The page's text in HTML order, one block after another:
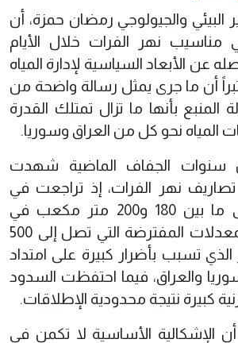
البيئي والجيولوجي رمضان حمزة، أن
في مناسيب نهر الفرات خلال الأيام
عن الأبعاد السياسية لإدارة المياه
أن ما جرى يمثل رسالة واضحة من
المنبع بأنها ما تزال تمتلك القدرة
المياه نحو كل من العراق وسوريا.
سنوات الجفاف الماضية شهدت
تصاريف نهر الفرات، إذ تراجعت في
بعض الفترات إلى ما بين 180 و200 متر مكعب في
الثانية، بدلاً من المعدلات المفترضة التي تصل إلى 500
تسبب بأضرار كبيرة على امتداد
والعراق، فيما احتفظت السدود
كبيرة نتيجة محدودية الإطلاقات.
الإشكالية الأساسية لا تكمن في